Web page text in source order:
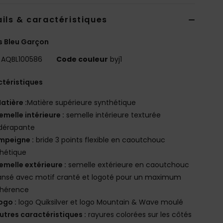
& caractéristiques
Bleu Garçon
AQBL100586 Code couleur byj1
:Matière supérieure synthétique
intérieure : semelle intérieure texturée
: bride 3 points flexible en caoutchouc
extérieure : semelle extérieure en caoutchouc
avec motif cranté et logoté pour un maximum
: logo Quiksilver et logo Mountain & Wave moulé
caractéristiques : rayures colorées sur les côtés